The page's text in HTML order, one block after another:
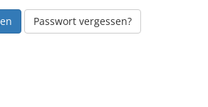
Passwort vergessen?